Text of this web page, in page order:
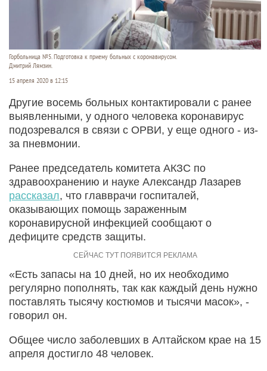
Горбольница №5. Подготовка к приему больных с коронавирусом.
Дмитрий Лямзин.
15 апреля 2020 в 12:15
Другие восемь больных контактировали с ранее
выявленными, у одного человека коронавирус
подозревался в связи с ОРВИ, у еще одного - из-
за пневмонии.
Ранее председатель комитета АКЗС по
здравоохранению и науке Александр Лазарев
рассказал, что главврачи госпиталей,
оказывающих помощь зараженным
коронавирусной инфекцией сообщают о
дефиците средств защиты.
«Есть запасы на 10 дней, но их необходимо
регулярно пополнять, так как каждый день нужно
поставлять тысячу костюмов и тысячи масок», -
говорил он.
Общее число заболевших в Алтайском крае на 15
апреля достигло 48 человек.